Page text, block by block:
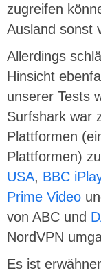
zugreifen
Ausland sonst
Allerdings
Hinsicht
unserer Tests
Surfshark war
Plattformen
Plattformen)
USA, BBC
Prime Video
von ABC und
NordVPN
Es ist